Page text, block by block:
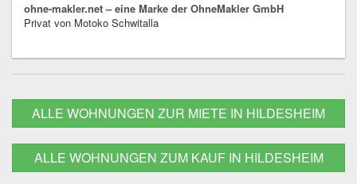
ohne-makler.net – eine Marke der OhneMakler GmbH
Privat von Motoko Schwitalla
ALLE WOHNUNGEN ZUR MIETE IN HILDESHEIM
ALLE WOHNUNGEN ZUM KAUF IN HILDESHEIM